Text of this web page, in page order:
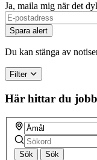
Ja, maila mig när det
If
you
are
a
ignore
this
field
Spara alert
Du kan stänga av
Filter
Här hittar du
Sök Sök